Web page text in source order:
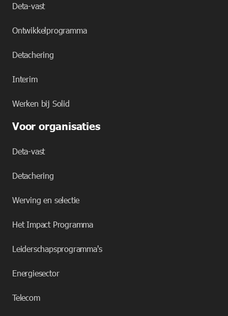
Deta-vast
Ontwikkelprogramma
Detachering
Interim
Werken bij Solid
Voor organisaties
Deta-vast
Detachering
Werving en selectie
Het Impact Programma
Leiderschapsprogramma's
Energiesector
Telecom